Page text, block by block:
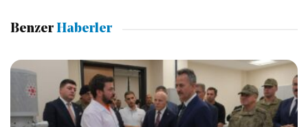
Benzer Haberler